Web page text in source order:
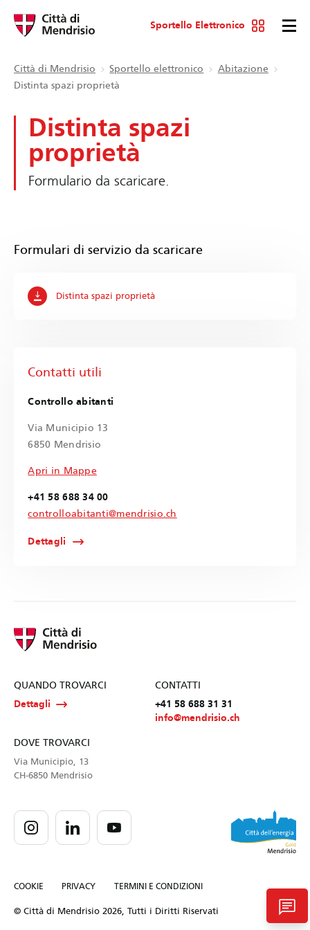
Sportello Elettronico
Città di Mendrisio Sportello elettronico
Abitazione
Distinta spazi proprietà
Distinta spazi
proprietà
Formulario da scaricare.
Formulari di servizio da scaricare
Distinta spazi proprietà
Contatti utili
Controllo abitanti
Via Municipio 13
6850 Mendrisio
Apri in Mappe
+41 58 688 34 00
controlloabitanti@mendrisio.ch
Dettagli
QUANDO TROVARCI
Dettagli
CONTATTI
+41 58 688 31 31
info@mendrisio.ch
DOVE TROVARCI
Via Municipio, 13
CH-6850 Mendrisio
COOKIE PRIVACY TERMINI E CONDIZIONI
© Città di Mendrisio 2026, Tutti i Diritti Riservati chat